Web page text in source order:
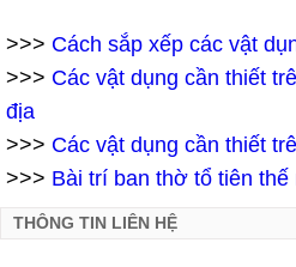
>>> Cách sắp xếp các vật
>>> Các vật dụng cần thiết
địa
>>> Các vật dụng cần thiết
>>> Bài trí ban thờ tổ tiên thế
THÔNG TIN LIÊN HỆ